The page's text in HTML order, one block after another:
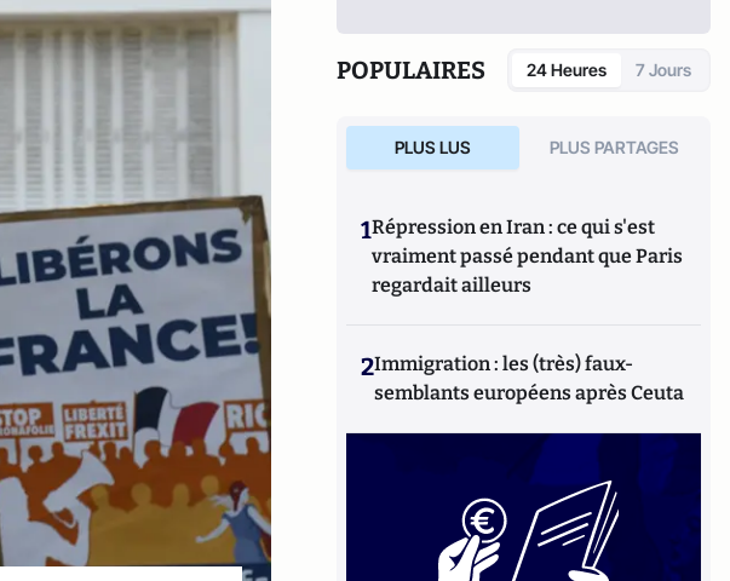
POPULAIRES 24 Heures 7 Jours
PLUS LUS PLUS PARTAGES
1Répression en Iran : ce qui s'est
vraiment passé pendant que Paris
regardait ailleurs
2Immigration : les (très) faux-
semblants européens après Ceuta